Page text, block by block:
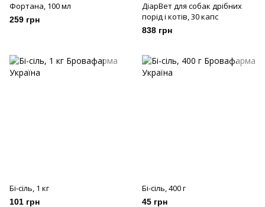
Фортана, 100 мл
259 грн
ДіарВет для собак дрібних
порід і котів, 30 капс
838 грн
Бі-сіль, 1 кг
101 грн
Бі-сіль, 400 г
45 грн